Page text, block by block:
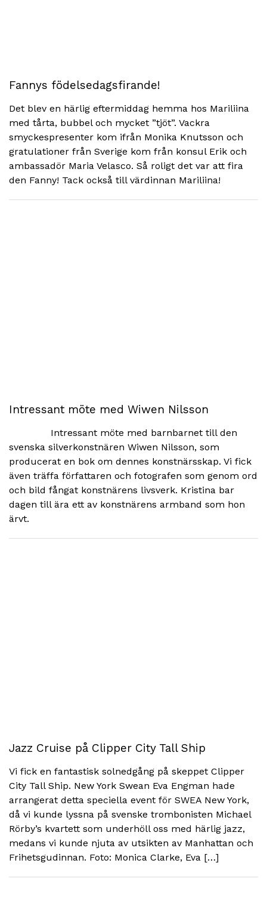
Fannys födelsedagsfirande!
Det blev en härlig eftermiddag hemma hos Mariliina
med tårta, bubbel och mycket ”tjöt”. Vackra
smyckespresenter kom ifrån Monika Knutsson och
gratulationer från Sverige kom från konsul Erik och
ambassadör Maria Velasco. Så roligt det var att fira
den Fanny! Tack också till värdinnan Mariliina!
Intressant möte med Wiwen Nilsson
Intressant möte med barnbarnet till den
svenska silverkonstnären Wiwen Nilsson, som
producerat en bok om dennes konstnärsskap. Vi fick
även träffa författaren och fotografen som genom ord
och bild fångat konstnärens livsverk. Kristina bar
dagen till ära ett av konstnärens armband som hon
ärvt.
Jazz Cruise på Clipper City Tall Ship
Vi fick en fantastisk solnedgång på skeppet Clipper
City Tall Ship. New York Swean Eva Engman hade
arrangerat detta speciella event för SWEA New York,
då vi kunde lyssna på svenske trombonisten Michael
Rörby’s kvartett som underhöll oss med härlig jazz,
medans vi kunde njuta av utsikten av Manhattan och
Frihetsgudinnan. Foto: Monica Clarke, Eva […]